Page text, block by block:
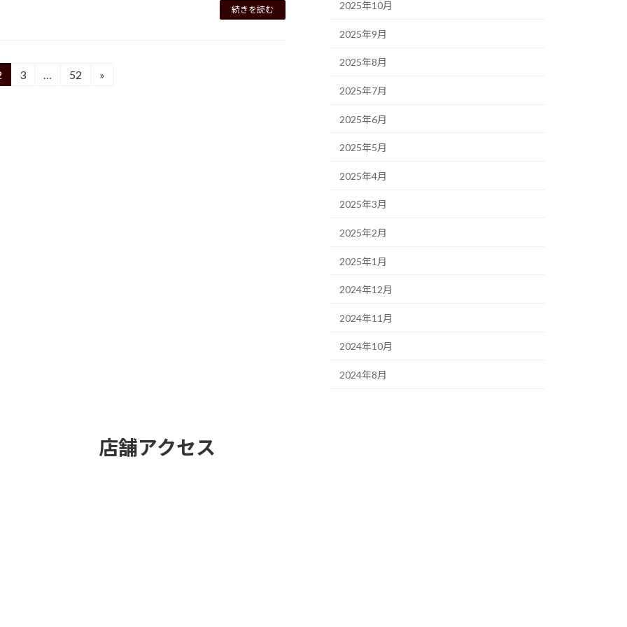
続きを読む
固
3 …
固
52 »
2025年10月
2025年9月
2025年8月
2025年7月
2025年6月
2025年5月
2025年4月
2025年3月
2025年2月
2025年1月
2024年12月
2024年11月
2024年10月
2024年8月
店舗アクセス